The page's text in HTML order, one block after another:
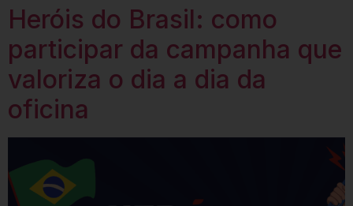
Heróis do Brasil: como
participar da campanha que
valoriza o dia a dia da
oficina